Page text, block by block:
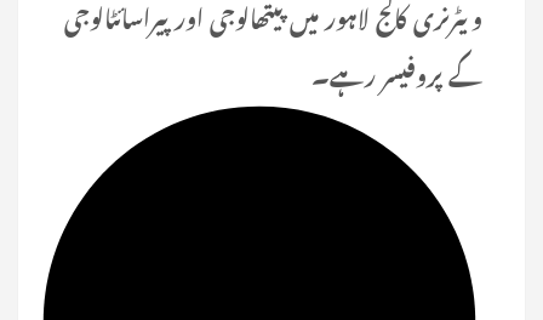
ویٹرنری کالج لاہور میں پیتھالوجی اور پیراسائٹالوجی
کے پروفیسر رہے۔